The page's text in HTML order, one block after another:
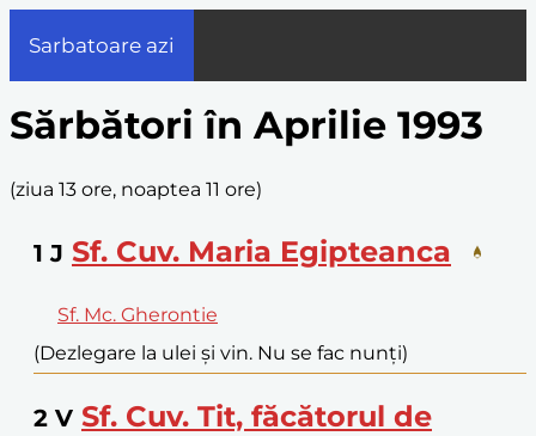
Sarbatoare azi
Sărbători în Aprilie 1993
(ziua 13 ore, noaptea 11 ore)
1 J Sf. Cuv. Maria Egipteanca
Sf. Mc. Gherontie
(Dezlegare la ulei și vin. Nu se fac nunți)
2 V Sf. Cuv. Tit, făcătorul de